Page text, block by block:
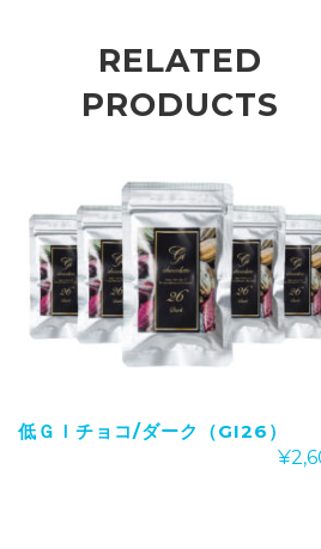
RELATED
PRODUCTS
低ＧＩチョコ/ダーク（GI26）
¥